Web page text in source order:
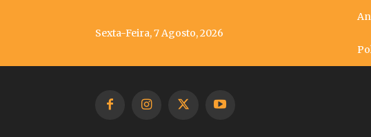
Sexta-Feira, 7 Agosto, 2026